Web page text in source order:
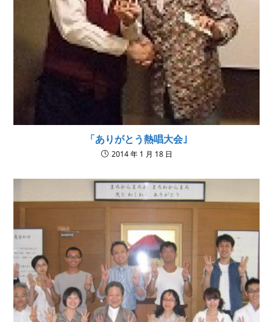
「ありがとう熱唱大会｣
2014 年 1 月 18 日